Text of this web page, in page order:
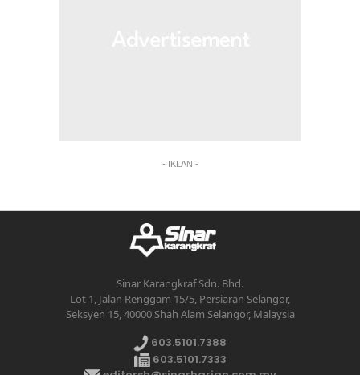
- IKLAN -
Sinar Karangkraf Sdn. Bhd.
Lot 1, Jalan Renggam 15/5, Persiaran Selangor,
Seksyen 15, 40000 Shah Alam Selangor, Malaysia
603.5101.7388
603.5101.7333